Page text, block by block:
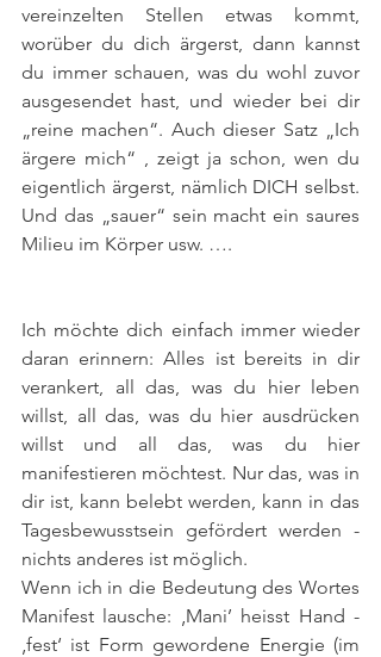
vereinzelten Stellen etwas kommt,
worüber du dich ärgerst, dann kannst
du immer schauen, was du wohl zuvor
ausgesendet hast, und wieder bei dir
„reine machen“. Auch dieser Satz „Ich
ärgere mich“ , zeigt ja schon, wen du
eigentlich ärgerst, nämlich DICH selbst.
Und das „sauer“ sein macht ein saures
Milieu im Körper usw. ….
Ich möchte dich einfach immer wieder
daran erinnern: Alles ist bereits in dir
verankert, all das, was du hier leben
willst, all das, was du hier ausdrücken
willst und all das, was du hier
manifestieren möchtest. Nur das, was in
dir ist, kann belebt werden, kann in das
Tagesbewusstsein gefördert werden -
nichts anderes ist möglich.
Wenn ich in die Bedeutung des Wortes
Manifest lausche: ‚Mani’ heisst Hand -
‚fest‘ ist Form gewordene Energie (im